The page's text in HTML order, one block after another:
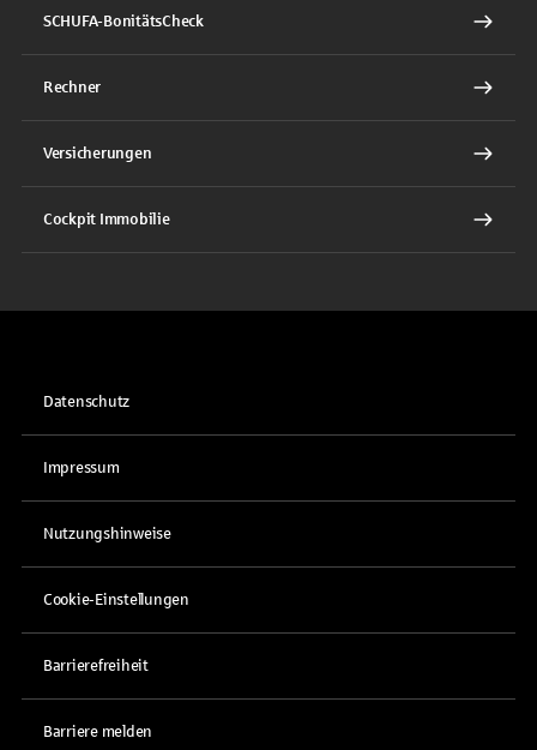
SCHUFA-BonitätsCheck
Rechner
Versicherungen
Cockpit Immobilie
Datenschutz
Impressum
Nutzungshinweise
Cookie-Einstellungen
Barrierefreiheit
Barriere melden